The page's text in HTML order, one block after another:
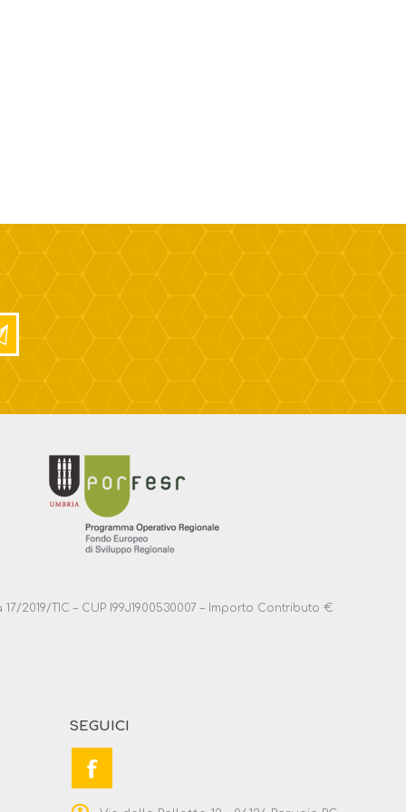
2019/TIC – CUP I99J1900530007 – Importo Contributo €
SEGUICI